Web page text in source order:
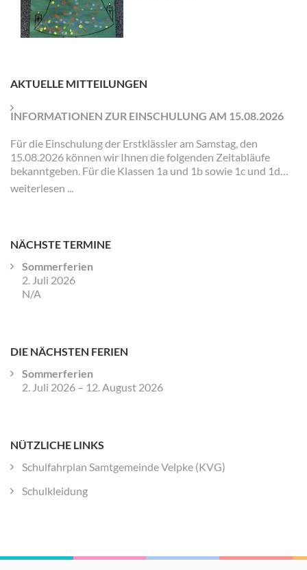
AKTUELLE MITTEILUNGEN
INFORMATIONEN ZUR EINSCHULUNG AM 15.08.2026
Für die Einschulung der Erstklässler am Samstag, den
15.08.2026 können wir Ihnen die folgenden Zeitabläufe
bekanntgeben. Für die Klassen 1a und 1b sowie 1c und 1d
gibt es jeweils eigene Zeiten und Veranstaltungen.
weiterlesen ...
NÄCHSTE TERMINE
Sommerferien
2. Juli 2026
N/A
DIE NÄCHSTEN FERIEN
Sommerferien
2. Juli 2026 – 12. August 2026
NÜTZLICHE LINKS
Schulfahrplan Samtgemeinde Velpke (KVG)
Schulkleidung